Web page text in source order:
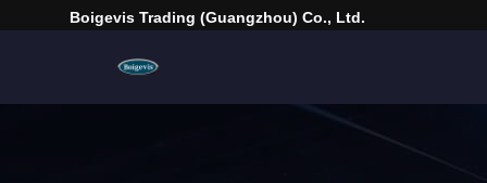
Boigevis Trading (guangzhou) Co., Ltd.